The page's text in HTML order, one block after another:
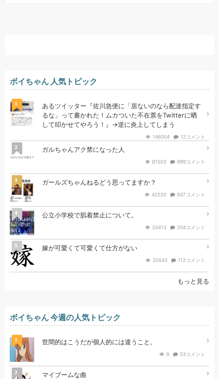
ボイちゃん 人気トピック
1
あるツイッター『佐川急便に「居ないのなら配達指定す
るな」って書かれた！ムカついた不在票をTwitterに晒
して叩かせてやろう！』→逆に炎上してしまう
146004 12コメント
2 ガルちゃんアク禁になった人
61503 999コメント
3 ガールズちゃんねるどう思ってますか？
42220 937コメント
4 公立小学校で肌着禁止について。
33413 204コメント
5 嫁が可愛くて可愛くて仕方がない
32643 112コメント
もっと見る
ボイちゃん 今週の人気トピック
1 世間的はこうだが個人的には違うこと。
9 53コメント
2 マイブームな曲